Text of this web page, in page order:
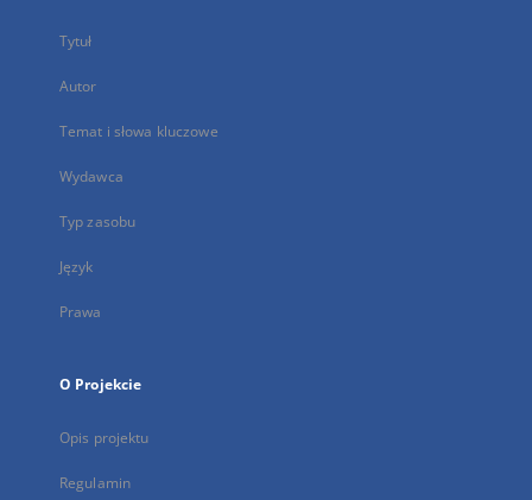
Tytuł
Autor
Temat i słowa kluczowe
Wydawca
Typ zasobu
Język
Prawa
O Projekcie
Opis projektu
Regulamin